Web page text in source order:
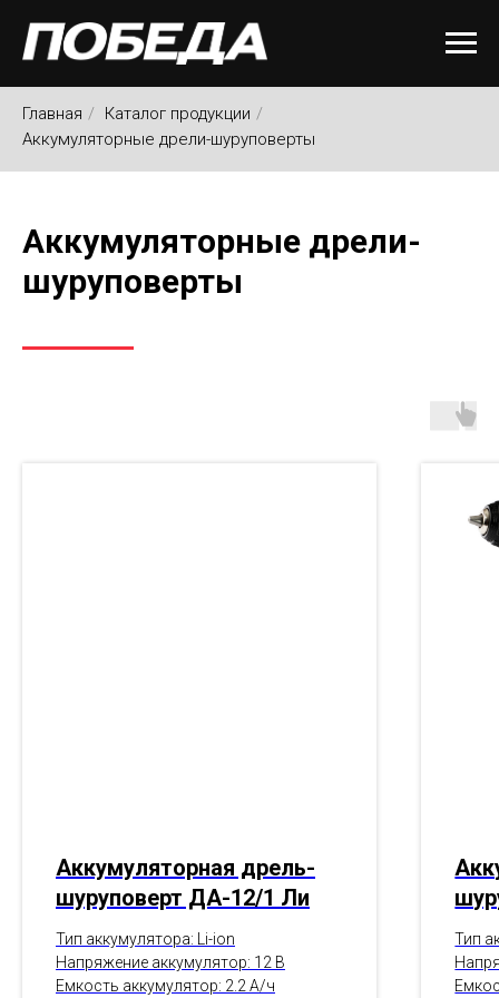
Главная / Каталог продукции /
Аккумуляторные дрели-шуруповерты
Аккумуляторные дрели-
шуруповерты
Аккумуляторная дрель-
шуруповерт ДА-12/1 Ли
Тип аккумулятора: Li-ion
Напряжение аккумулятор: 12 В
Емкость аккумулятор: 2.2 А/ч
Тип